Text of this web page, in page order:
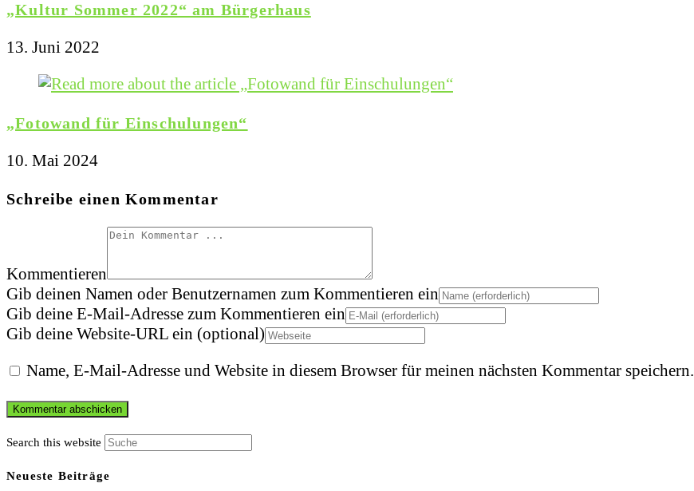
„Kultur Sommer 2022“ am Bürgerhaus
13. Juni 2022
„Fotowand für Einschulungen“
10. Mai 2024
Schreibe einen Kommentar
Kommentieren
Gib deinen Namen oder Benutzernamen zum Kommentieren ein
Gib deine E-Mail-Adresse zum Kommentieren ein
Gib deine Website-URL ein (optional)
Name, E-Mail-Adresse und Website in diesem Browser für meinen nächsten Kommentar speichern.
Search this website
Neueste Beiträge